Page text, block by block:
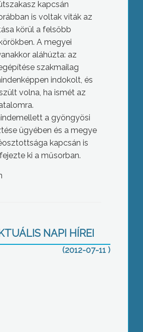
kapcsán
is voltak viták az
körül a felsőbb
A megyei
aláhúzta: az
szakmailag
indokolt, és
volna, ha ismét az
a gyöngyösi
ügyében és a megye
kapcsán is
ki a műsorban.
NAPI HÍREI
(2012-07-11 )